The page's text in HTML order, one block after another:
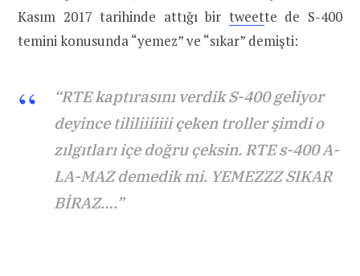
Kasım 2017 tarihinde attığı bir tweette de S-400
temini konusunda “yemez” ve “sıkar” demişti:
“RTE kaptırasını verdik S-400 geliyor
deyince tililiiiiiii çeken troller şimdi o
zılgıtları içe doğru çeksin. RTE s-400 A-
LA-MAZ demedik mi. YEMEZZZ SIKAR
BİRAZ….”